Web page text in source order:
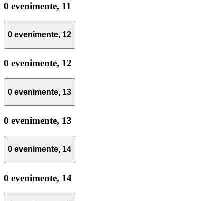
0 evenimente, 11
0 evenimente, 12
0 evenimente, 12
0 evenimente, 13
0 evenimente, 13
0 evenimente, 14
0 evenimente, 14